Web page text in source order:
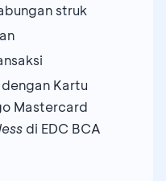
struk
Kartu
Mastercard
di EDC BCA